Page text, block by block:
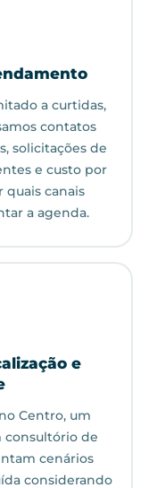
a curtidas,
contatos
solicitações de
e custo por
canais
a agenda.
e
Centro, um
consultório de
cenários
considerando